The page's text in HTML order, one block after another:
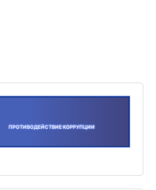
ПРОТИВОДЕЙСТВИЕ КОРРУПЦИИ